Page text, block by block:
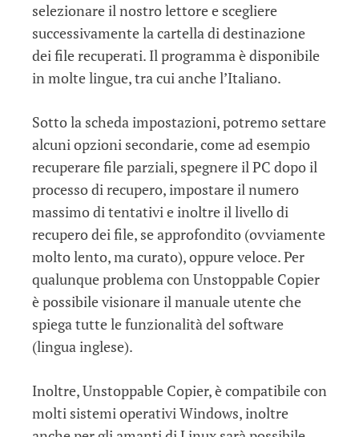
selezionare il nostro lettore e scegliere
successivamente la cartella di destinazione
dei file recuperati. Il programma è disponibile
in molte lingue, tra cui anche l’Italiano.
Sotto la scheda impostazioni, potremo settare
alcuni opzioni secondarie, come ad esempio
recuperare file parziali, spegnere il PC dopo il
processo di recupero, impostare il numero
massimo di tentativi e inoltre il livello di
recupero dei file, se approfondito (ovviamente
molto lento, ma curato), oppure veloce. Per
qualunque problema con Unstoppable Copier
è possibile visionare il manuale utente che
spiega tutte le funzionalità del software
(lingua inglese).
Inoltre, Unstoppable Copier, è compatibile con
molti sistemi operativi Windows, inoltre